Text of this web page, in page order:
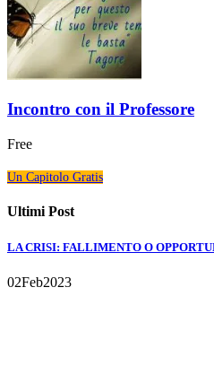
Incontro con il Professore
Free
Un Capitolo Gratis
Ultimi Post
LA CRISI: FALLIMENTO O
02Feb2023